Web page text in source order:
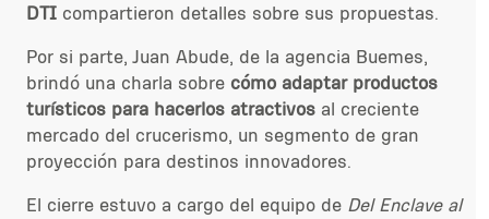
DTI compartieron detalles sobre sus propuestas.
Por si parte, Juan Abude, de la agencia Buemes,
brindó una charla sobre cómo adaptar productos
turísticos para hacerlos atractivos al creciente
mercado del crucerismo, un segmento de gran
proyección para destinos innovadores.
El cierre estuvo a cargo del equipo de Del Enclave al